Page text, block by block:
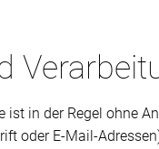
ist in der Regel ohne
oder E-Mail-